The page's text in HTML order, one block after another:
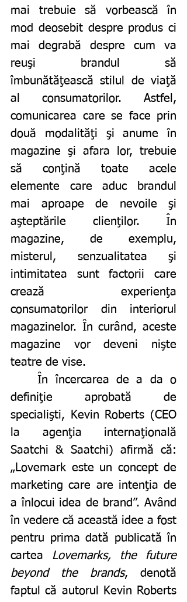
mai trebuie să vorbească în
mod deosebit despre produs ci
mai degrabă despre cum va
reuşi brandul să
îmbunătăţească stilul de viaţă
al consumatorilor. Astfel,
comunicarea care se face prin
două modalităţi şi anume în
magazine şi afara lor, trebuie
să conţină toate acele
elemente care aduc brandul
mai aproape de nevoile şi
aşteptările clienţilor. În
magazine, de exemplu,
misterul, senzualitatea şi
intimitatea sunt factorii care
crează experienţa
consumatorilor din interiorul
magazinelor. În curând, aceste
magazine vor deveni nişte
teatre de vise.
	În încercarea de a da o
definiţie aprobată de
specialişti, Kevin Roberts (CEO
la agenţia internaţională
Saatchi & Saatchi) afirmă că:
„Lovemark este un concept de
marketing care are intenţia de
a înlocui idea de brand”. Având
în vedere că această idee a fost
pentru prima dată publicată în
cartea Lovemarks, the future
beyond the brands, denotă
faptul că autorul Kevin Roberts